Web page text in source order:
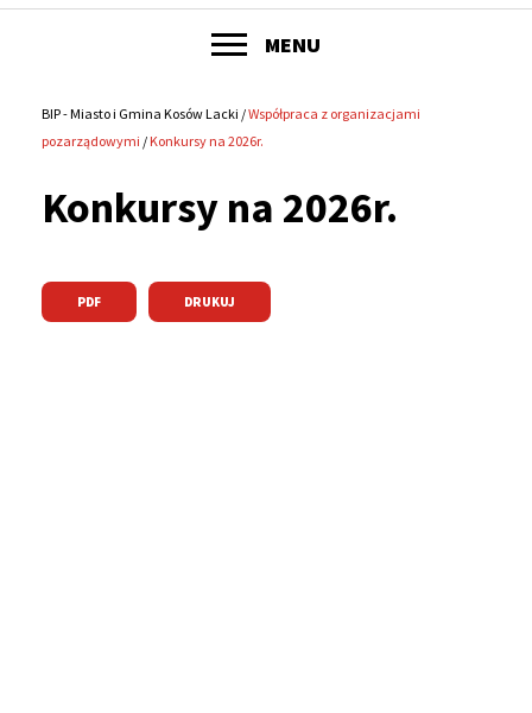
menu
serwisu
POKAŻ
MENU
Ścieżka
nawigacyjna
BIP - Miasto i Gmina Kosów Lacki Współpraca z organizacjami
pozarządowymi
Konkursy na 2026r.
Konkursy na 2026r.
PDF DRUKUJ